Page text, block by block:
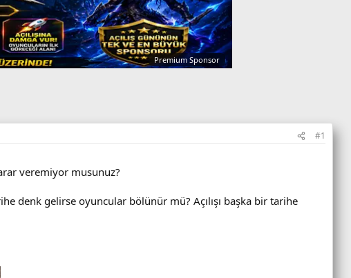
Premium Sponsor
#1
veremiyor musunuz?
denk gelirse oyuncular bölünür mü? Açılışı başka bir tarihe